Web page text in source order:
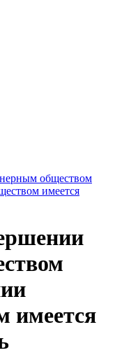
обществом
имеется
имеется